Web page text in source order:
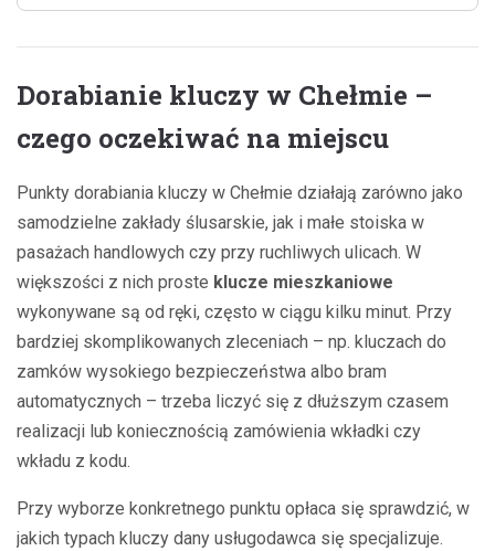
Dorabianie kluczy w Chełmie –
czego oczekiwać na miejscu
Punkty dorabiania kluczy w Chełmie działają zarówno jako
samodzielne zakłady ślusarskie, jak i małe stoiska w
pasażach handlowych czy przy ruchliwych ulicach. W
większości z nich proste klucze mieszkaniowe
wykonywane są od ręki, często w ciągu kilku minut. Przy
bardziej skomplikowanych zleceniach – np. kluczach do
zamków wysokiego bezpieczeństwa albo bram
automatycznych – trzeba liczyć się z dłuższym czasem
realizacji lub koniecznością zamówienia wkładki czy
wkładu z kodu.
Przy wyborze konkretnego punktu opłaca się sprawdzić, w
jakich typach kluczy dany usługodawca się specjalizuje.